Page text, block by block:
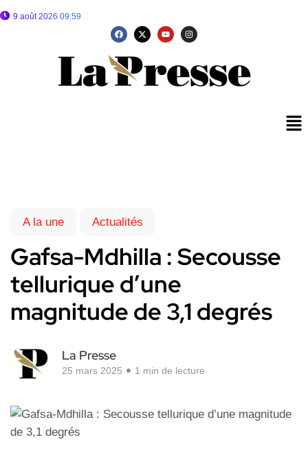
9 août 2026 09:59
A la une Actualités
Gafsa-Mdhilla : Secousse
tellurique d’une
magnitude de 3,1 degrés
La Presse
25 mars 2025 1 min de lecture